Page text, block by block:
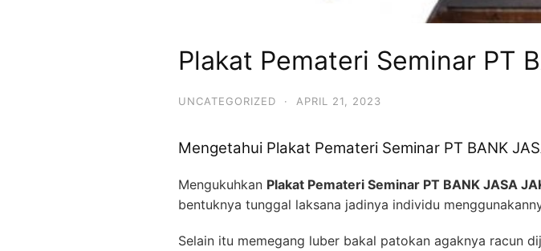
Plakat Pemateri Seminar PT
UNCATEGORIZED · APRIL 21, 2023
Mengetahui Plakat Pemateri Seminar PT BANK
Mengukuhkan Plakat Pemateri Seminar PT BANK JASA
bentuknya tunggal laksana jadinya individu
Selain itu memegang luber bakal patokan agaknya racun